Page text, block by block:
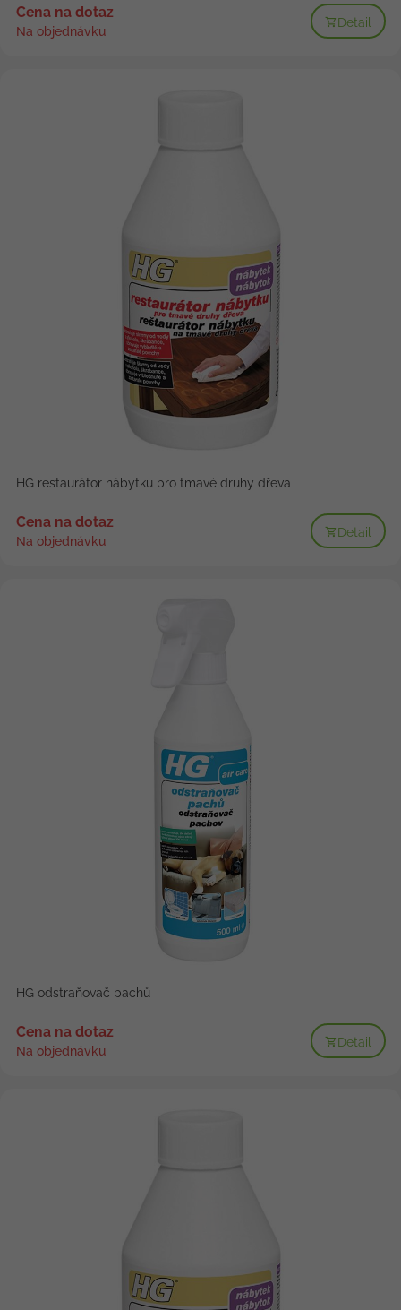
Cena na dotaz
Na objednávku
Detail
HG restaurátor nábytku pro tmavé druhy dřeva
Cena na dotaz
Na objednávku
Detail
HG odstraňovač pachů
Cena na dotaz
Na objednávku
Detail